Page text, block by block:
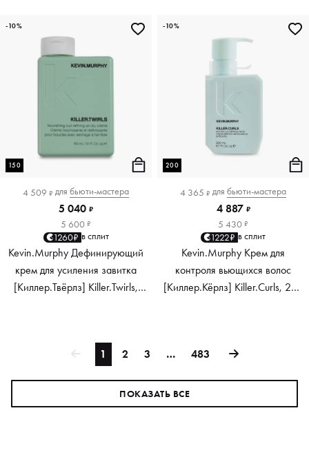
150
4 509 ₽ для бьюти-мастера
5 040 ₽
5 600 ₽
1260₽ в сплит
Kevin.Murphy Дефинирующий
крем для усиления завитка
[Киллер.Твёрлз] Killer.Twirls,
-10%
200
4 365 ₽ для бьюти-мастера
4 887 ₽
5 430 ₽
1222₽ в сплит
Kevin.Murphy Крем для
контроля вьющихся волос
[Киллер.Кёрлз] Killer.Curls, 200
-10%
1 2 3 … 483
ПОКАЗАТЬ ВСЕ